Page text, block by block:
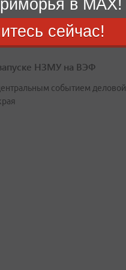
НЗМУ на ВЭФ
событием деловой
в MAX!
сейчас!